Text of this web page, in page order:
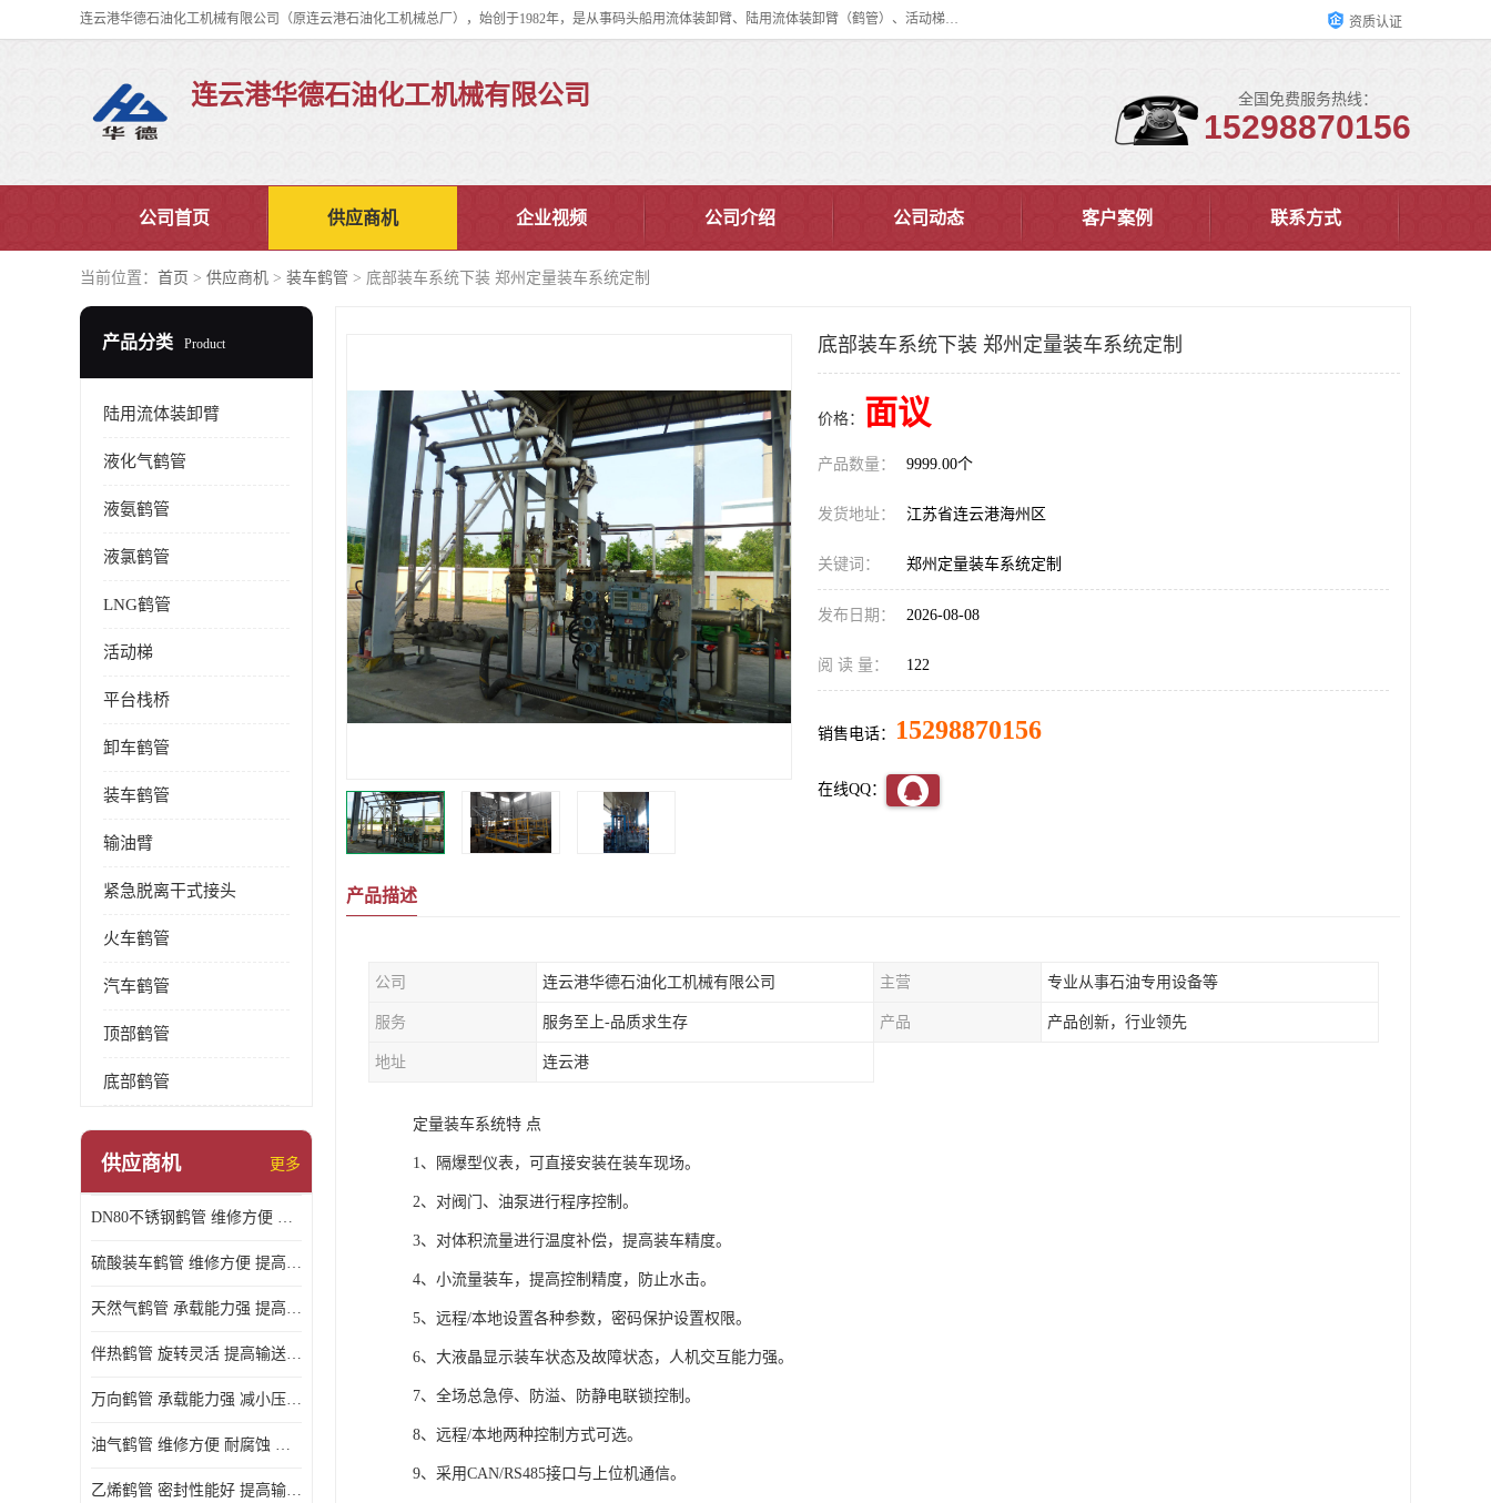
连云港华德石油化工机械有限公司（原连云港石油化工机械总厂），始创于1982年，是从事码头船用流体装卸臂、陆用流体装卸臂（鹤管）、活动梯、钢构平台、定量装车系统等全系列流体装卸设备的设计、制造、销售以及服务的专业供应商。 资质认证
连云港华德石油化工机械有限公司 全国免费服务热线：
15298870156
公司首页 供应商机 企业视频 公司介绍 公司动态 客户案例 联系方式
当前位置： 首页 > 供应商机 > 装车鹤管 > 底部装车系统下装 郑州定量装车系统定制
产品分类 Product
陆用流体装卸臂
液化气鹤管
液氨鹤管
液氯鹤管
LNG鹤管
活动梯
平台栈桥
卸车鹤管
装车鹤管
输油臂
紧急脱离干式接头
火车鹤管
汽车鹤管
顶部鹤管
底部鹤管
供应商机 更多
DN80不锈钢鹤管 维修方便 提高输送效率
硫酸装车鹤管 维修方便 提高输送效率
天然气鹤管 承载能力强 提高输送效率
伴热鹤管 旋转灵活 提高输送效率
万向鹤管 承载能力强 减小压力损失
油气鹤管 维修方便 耐腐蚀 耐高温
乙烯鹤管 密封性能好 提高输送效率
底部装车系统下装 郑州定量装车系统定制
价格： 面议
产品数量： 9999.00个
发货地址： 江苏省连云港海州区
关键词： 郑州定量装车系统定制
发布日期： 2026-08-08
阅 读 量： 122
销售电话： 15298870156
在线QQ：
产品描述
公司 连云港华德石油化工机械有限公司 主营 专业从事石油专用设备等
服务 服务至上-品质求生存 产品 产品创新，行业领先
地址 连云港
定量装车系统特 点
1、隔爆型仪表，可直接安装在装车现场。
2、对阀门、油泵进行程序控制。
3、对体积流量进行温度补偿，提高装车精度。
4、小流量装车，提高控制精度，防止水击。
5、远程/本地设置各种参数，密码保护设置权限。
6、大液晶显示装车状态及故障状态，人机交互能力强。
7、全场总急停、防溢、防静电联锁控制。
8、远程/本地两种控制方式可选。
9、采用CAN/RS485接口与上位机通信。